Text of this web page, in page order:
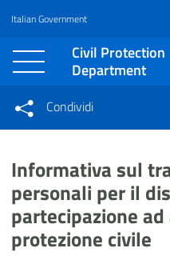
Vai al contenuto principale
Raggiungi il piè di pagina
Italian Government
Civil Protection
Department
Condividi su
Condividi
Condividi
Condividi sui social network
Informativa sul
personali per il
partecipazione
protezione civile